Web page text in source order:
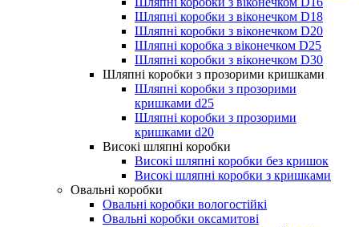
Шляпні коробки з віконечком D18
Шляпні коробки з віконечком D20
Шляпні коробка з віконечком D25
Шляпні коробки з віконечком D30
Шляпні коробки з прозорими кришками
Шляпні коробки з прозорими
кришками d25
Шляпні коробки з прозорими
кришками d20
Високі шляпні коробки
Високі шляпні коробки без кришок
Високі шляпні коробки з кришками
Овальні коробки
Овальні коробки вологостійкі
Овальні коробки оксамитові